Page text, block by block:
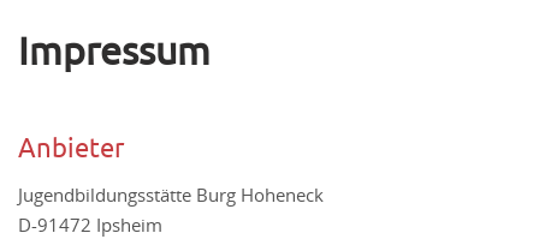
Impressum
Anbieter
Jugendbildungsstätte Burg Hoheneck
D-91472 Ipsheim